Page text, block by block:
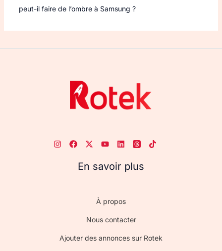
peut-il faire de l’ombre à Samsung ?
En savoir plus
À propos
Nous contacter
Ajouter des annonces sur Rotek